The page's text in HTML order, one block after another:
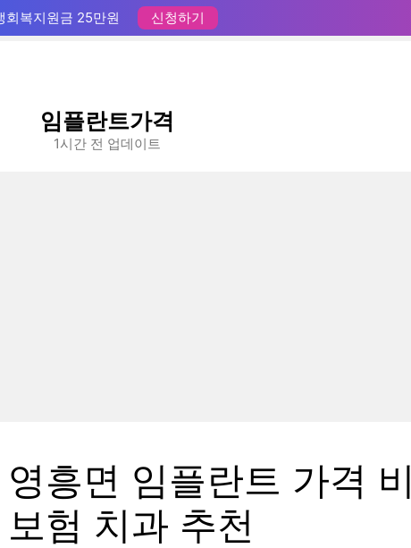
회복지원금 25만원 신청하기
임플란트가격
1시간 전 업데이트
흥면 임플란트 가격 비
험 치과 추천